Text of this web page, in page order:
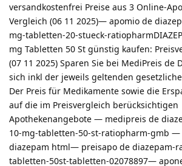
versandkostenfrei Preise aus 3 Online-
Vergleich (06 11 2025)— apomio de
mg-tabletten-20-stueck-
mg Tabletten 50 St günstig kaufen:
(07 11 2025) Sparen Sie bei MediPreis de
sich inkl der jeweils geltenden
Der Preis für Medikamente sowie die
auf die im Preisvergleich berücksichtigen
Apothekenangebote — medipreis de
10-mg-tabletten-50-st-ratiopharm-gmb
diazepam html— preisapo de diazepam-
tabletten-50st-tabletten-02078897—